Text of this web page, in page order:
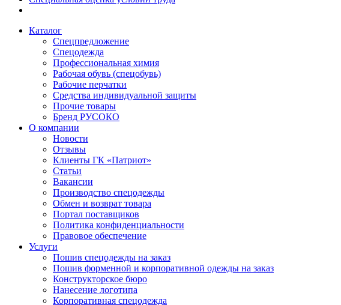
Каталог
Спецпредложение
Спецодежда
Профессиональная химия
Рабочая обувь (спецобувь)
Рабочие перчатки
Средства индивидуальной защиты
Прочие товары
Бренд РУСОКО
О компании
Новости
Отзывы
Клиенты ГК «Патриот»
Статьи
Вакансии
Производство спецодежды
Обмен и возврат товара
Портал поставщиков
Политика конфиденциальности
Правовое обеспечение
Услуги
Пошив спецодежды на заказ
Пошив форменной и корпоративной одежды на заказ
Конструкторское бюро
Нанесение логотипа
Корпоративная спецодежда